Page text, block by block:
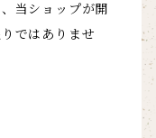
当ショップが開
ではありませ